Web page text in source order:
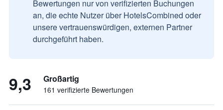
Bewertungen nur von verifizierten Buchungen
an, die echte Nutzer über HotelsCombined oder
unsere vertrauenswürdigen, externen Partner
durchgeführt haben.
9,3 Großartig
161 verifizierte Bewertungen